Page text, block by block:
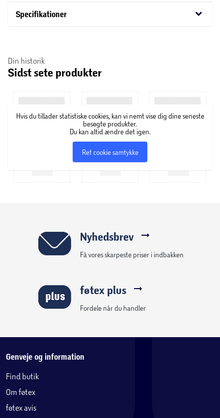
Eye Brow Stylist fra Catrice Cosmetics.
Hos Catrice Cosmetics finder du et stort udvalg af
skønhedsprodukter – lige fra foundation, pudder,
Specifikationer keyboard_arrow_down
Din historik
Sidst sete produkter
Hvis du tillader statistiske cookies, kan vi nemt vise dig dine seneste
besøgte produkter.
Du kan altid ændre det igen.
Ret cookie samtykke
Nyhedsbrev
Få vores skarpeste priser i indbakken
føtex plus
Fordele når du handler
Genveje og information
Find butik
Om føtex
føtex avis